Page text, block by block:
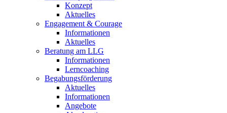
Konzept
Aktuelles
Engagement & Courage
Informationen
Aktuelles
Beratung am LLG
Informationen
Lerncoaching
Begabungsförderung
Aktuelles
Informationen
Angebote